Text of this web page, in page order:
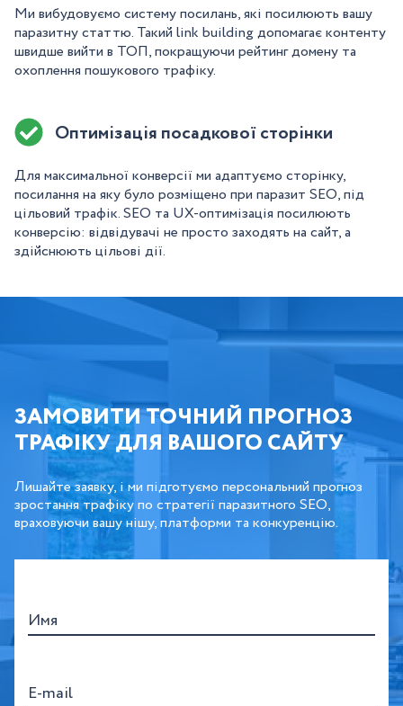
Ми вибудовуємо систему посилань, які посилюють вашу
паразитну статтю. Такий link building допомагає контенту
швидше вийти в ТОП, покращуючи рейтинг домену та
охоплення пошукового трафіку.
Оптимізація посадкової сторінки
Для максимальної конверсії ми адаптуємо сторінку,
посилання на яку було розміщено при паразит SEO, під
цільовий трафік. SEO та UX-оптимізація посилюють
конверсію: відвідувачі не просто заходять на сайт, а
здійснюють цільові дії.
ЗАМОВИТИ ТОЧНИЙ ПРОГНОЗ
ТРАФІКУ ДЛЯ ВАШОГО САЙТУ
Лишайте заявку, і ми підготуємо персональний прогноз
зростання трафіку по стратегії паразитного SEO,
враховуючи вашу нішу, платформи та конкуренцію.
Имя
E-mail